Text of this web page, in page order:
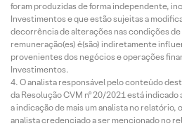
foram produzidas de forma independente,
Investimentos e que estão sujeitas a
decorrência de alterações nas condições de
remuneração(es) é(são) indiretamente
provenientes dos negócios e operações
Investimentos.
O analista responsável pelo conteúdo
da Resolução CVM nº 20/2021 está
a indicação de mais um analista no relatório,
analista credenciado a ser mencionado no